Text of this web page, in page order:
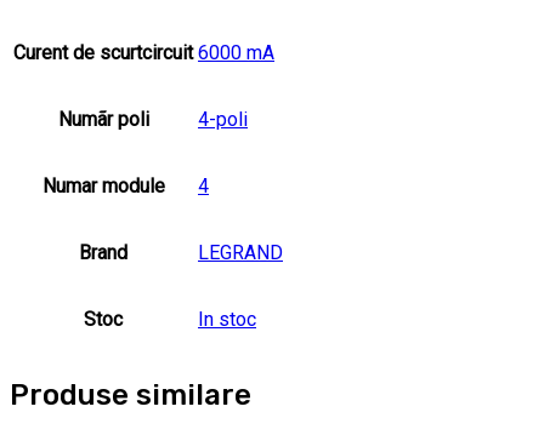
Curent de scurtcircuit 6000 mA
Numãr poli 4-poli
Numar module 4
Brand LEGRAND
Stoc In stoc
Produse similare